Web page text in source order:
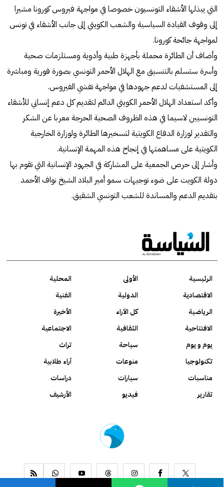
التي يبذلها الأشقاء التونسيون خصوصا في مواجهة فيروس كورونا مشيرا
إلى وقوف القيادة السياسية والشعب الكويتي إلى جانب الأشقاء في تونس
لمواجهة جائحة كورونا.
وأضاف أن الطائرة محملة بأجهزة طبية وأدوية ومستلزمات صحية
وأسرة ستسلم بالتنسيق مع الهلال الأحمر التونسي بصورة فورية ومباشرة
إلى المستشفيات لدعم جهودها في مواجهة تفشي الفيروس.
وأكد استعداد الهلال الأحمر الكويتي الدائم لتقديم كل دعم إنساني للأشقاء
التونسيين لاسيما في هذه الظروف الصحية الحرجة معربا عن الشكر
والتقدير لوزارة الدفاع الكويتية لتسخيرها الطائرة ولوزارة الخارجية
الكويتية على مساهمتها في إنجاح هذه المهمة الإنسانية.
وأشار إلى حرص الجمعية على المشاركة في الجهود الإنسانية التي تقوم بها
دولة الكويت على ضوء توجيهات سمو أمير البلاد الشيخ نواف الأحمد
بتقديم الدعم والمساندة للشعب التونسي الشقيق.
الرئيسية الأولى
المحلية
الاقتصادية
الدولية
الفنية
الرياضية
كل الآراء
الأخيرة
الافتتاحية
الثقافية
الاجتماعية
يوم و يوم
سياحة
تراث
تكنولوجيا
منوعات
آراء طلابية
مناسبات
سيارات
دراسات
تقارير
فيديو الأرشيف